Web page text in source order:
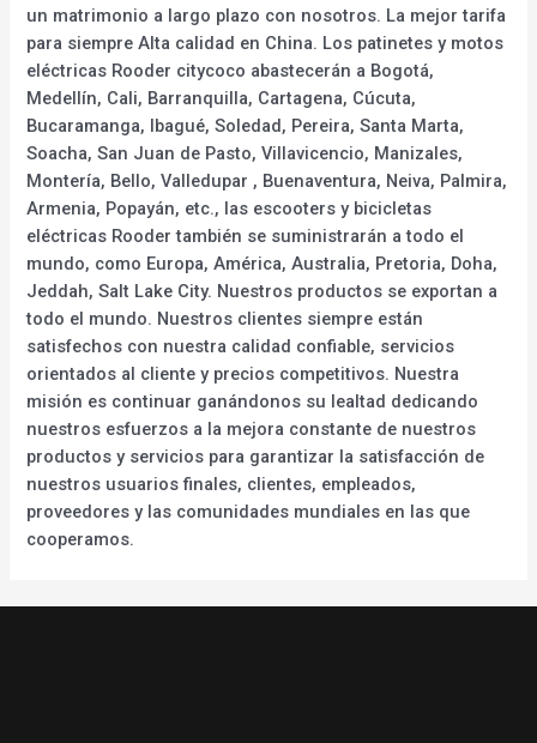
un matrimonio a largo plazo con nosotros. La mejor tarifa
para siempre Alta calidad en China. Los patinetes y motos
eléctricas Rooder citycoco abastecerán a Bogotá,
Medellín, Cali, Barranquilla, Cartagena, Cúcuta,
Bucaramanga, Ibagué, Soledad, Pereira, Santa Marta,
Soacha, San Juan de Pasto, Villavicencio, Manizales,
Montería, Bello, Valledupar , Buenaventura, Neiva, Palmira,
Armenia, Popayán, etc., las escooters y bicicletas
eléctricas Rooder también se suministrarán a todo el
mundo, como Europa, América, Australia, Pretoria, Doha,
Jeddah, Salt Lake City. Nuestros productos se exportan a
todo el mundo. Nuestros clientes siempre están
satisfechos con nuestra calidad confiable, servicios
orientados al cliente y precios competitivos. Nuestra
misión es continuar ganándonos su lealtad dedicando
nuestros esfuerzos a la mejora constante de nuestros
productos y servicios para garantizar la satisfacción de
nuestros usuarios finales, clientes, empleados,
proveedores y las comunidades mundiales en las que
cooperamos.